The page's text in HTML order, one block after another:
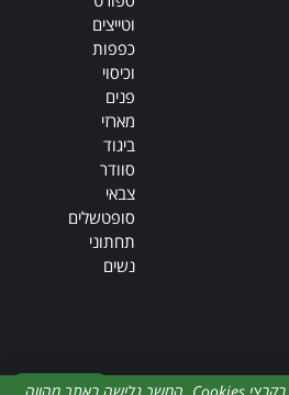
וטייצים
כפפות
וכיסוי
פנים
מארזי
ביגוד
סוודר
צבאי
סופטשלים
תחתוני
נשים